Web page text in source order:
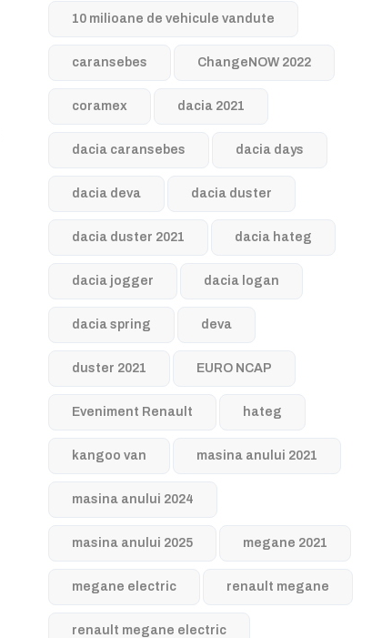
10 milioane de vehicule vandute
caransebes ChangeNOW 2022
coramex dacia 2021
dacia caransebes dacia days
dacia deva dacia duster
dacia duster 2021 dacia hateg
dacia jogger dacia logan
dacia spring deva
duster 2021 EURO NCAP
Eveniment Renault hateg
kangoo van masina anului 2021
masina anului 2024
masina anului 2025 megane 2021
megane electric renault megane
renault megane electric